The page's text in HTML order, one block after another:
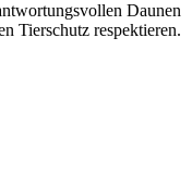
Daunen
Tierschutz respektieren.